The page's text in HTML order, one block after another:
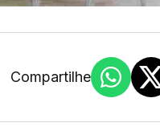
Compartilhe